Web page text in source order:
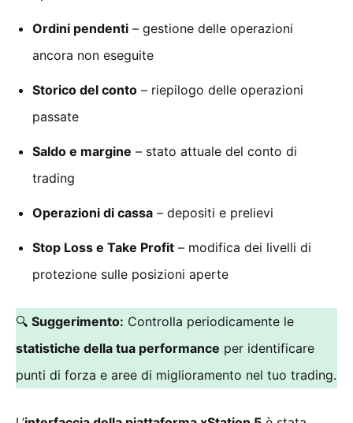
Ordini pendenti – gestione delle operazioni
ancora non eseguite
Storico del conto – riepilogo delle operazioni
passate
Saldo e margine – stato attuale del conto di
trading
Operazioni di cassa – depositi e prelievi
Stop Loss e Take Profit – modifica dei livelli di
protezione sulle posizioni aperte
🔍 Suggerimento: Controlla periodicamente le
statistiche della tua performance per identificare
punti di forza e aree di miglioramento nel tuo trading.